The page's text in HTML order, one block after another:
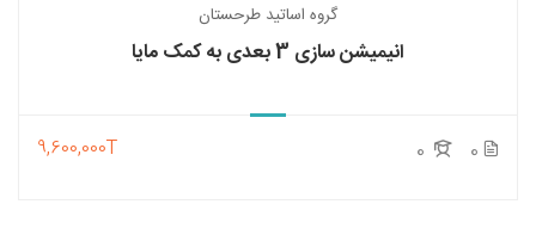
گروه اساتید طرحستان
انیمیشن سازی 3 بعدی به کمک مایا
0
9,600,000T